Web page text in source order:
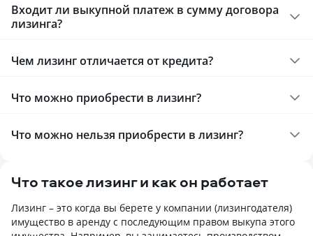
Входит ли выкупной платеж в сумму договора
лизинга?
Чем лизинг отличается от кредита?
Что можно приобрести в лизинг?
Что можно нельзя приобрести в лизинг?
Что такое лизинг и как он работает
Лизинг – это когда вы берете у компании (лизингодателя)
имущество в аренду с последующим правом выкупа этого